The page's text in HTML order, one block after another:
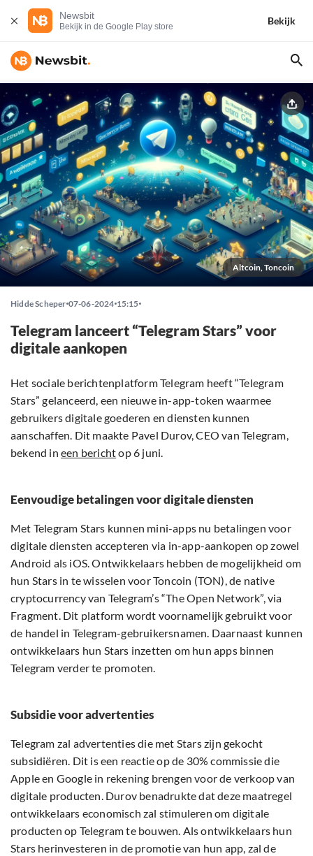
Newsbit
Bekijk in de Google Play store
Bekijk
Altcoin, Toncoin
Hidde Scheper 07-06-2024 15:15
Telegram lanceert “Telegram Stars” voor
digitale aankopen
Het sociale berichtenplatform Telegram heeft “Telegram
Stars” gelanceerd, een nieuwe in-app-token waarmee
gebruikers digitale goederen en diensten kunnen
aanschaffen. Dit maakte Pavel Durov, CEO van Telegram,
bekend in een berichtop 6 juni.
Eenvoudige betalingen voor digitale diensten
Met Telegram Stars kunnen mini-apps nu betalingen voor
digitale diensten accepteren via in-app-aankopen op zowel
Android als iOS. Ontwikkelaars hebben de mogelijkheid om
hun Stars in te wisselen voor Toncoin (TON), de native
cryptocurrency van Telegram’s “The Open Network”, via
Fragment. Dit platform wordt voornamelijk gebruikt voor
de handel in Telegram-gebruikersnamen. Daarnaast kunnen
ontwikkelaars hun Stars inzetten om hun apps binnen
Telegram verder te promoten.
Subsidie voor advertenties
Telegram zal advertenties die met Stars zijn gekocht
subsidiëren. Dit is een reactie op de 30% commissie die
Apple en Google in rekening brengen voor de verkoop van
digitale producten. Durov benadrukte dat deze maatregel
ontwikkelaars economisch zal stimuleren om digitale
producten op Telegram te bouwen. Als ontwikkelaars hun
Stars herinvesteren in de promotie van hun app, zal de